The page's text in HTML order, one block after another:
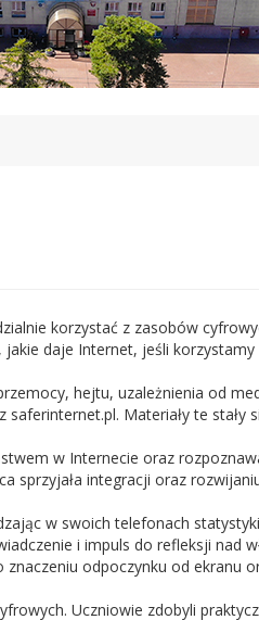
korzystać z zasobów
daje Internet, jeśli
hejtu, uzależnienia od
Materiały te stały
w Internecie oraz
sprzyjała integracji oraz
w swoich telefonach
i impuls do refleksji nad
odpoczynku od ekranu
Uczniowie zdobyli